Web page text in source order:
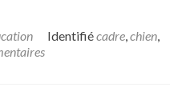
Identifiécadre,chien,